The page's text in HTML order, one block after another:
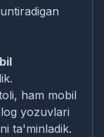
ham mobil
yozuvlari
ta'minladik.